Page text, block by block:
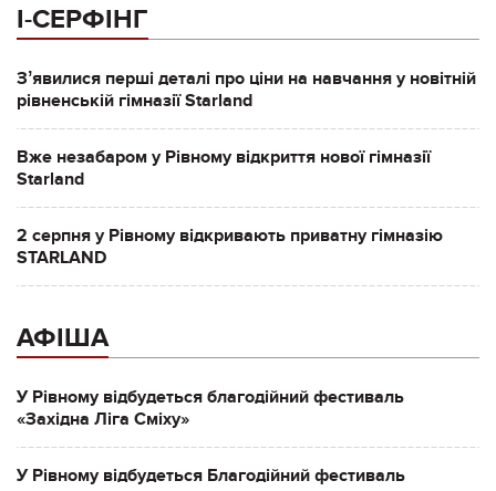
І-СЕРФІНГ
Зʼявилися перші деталі про ціни на навчання у новітній
рівненській гімназії Starland
Вже незабаром у Рівному відкриття нової гімназії
Starland
2 серпня у Рівному відкривають приватну гімназію
STARLAND
АФІША
У Рівному відбудеться благодійний фестиваль
«Західна Ліга Сміху»
У Рівному відбудеться Благодійний фестиваль